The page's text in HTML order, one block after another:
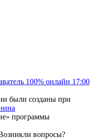
100% онлайн 17:00
были созданы при
программы
вопросы?